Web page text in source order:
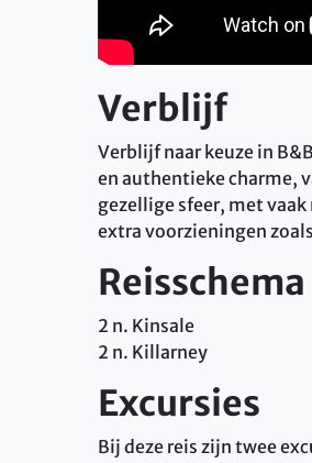
Verblijf
Verblijf naar keuze in
en authentieke charme,
gezellige sfeer, met
extra voorzieningen
Reisschema
2 n. Kinsale
2 n. Killarney
Excursies
Bij deze reis zijn twee